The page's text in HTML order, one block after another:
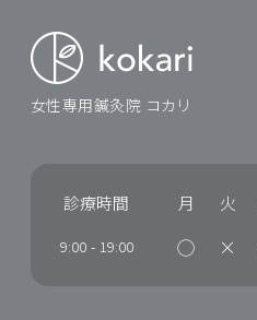
女性専用鍼灸院 コカリ
診療時間 月 火
9:00 - 19:00 ◯ ×